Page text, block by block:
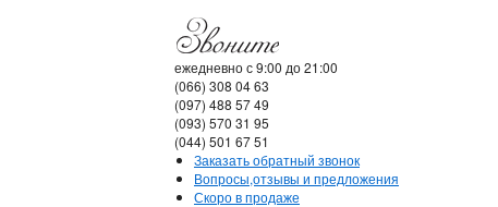
ежедневно с 9:00 до 21:00
(066) 308 04 63
(097) 488 57 49
(093) 570 31 95
(044) 501 67 51
Заказать обратный звонок
Вопросы,отзывы и предложения
Скоро в продаже